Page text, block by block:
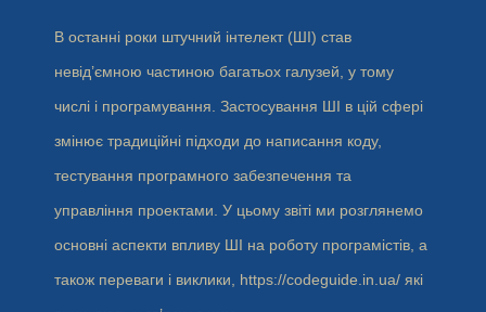
В останні роки штучний інтелект (ШІ) став
невід’ємною частиною багатьох галузей, у тому
числі і програмування. Застосування ШІ в цій сфері
змінює традиційні підходи до написання коду,
тестування програмного забезпечення та
управління проектами. У цьому звіті ми розглянемо
основні аспекти впливу ШІ на роботу програмістів, а
також переваги і виклики, https://codeguide.in.ua/ які